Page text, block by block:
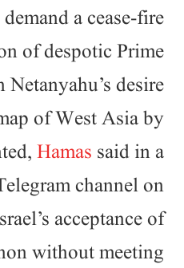
a cease-fire
of despotic Prime
desire
of West Asia by
Hamas said in a
channel on
acceptance of
without meeting